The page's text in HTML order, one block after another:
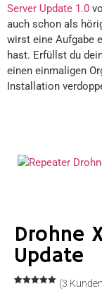
Server Update 1.0
auch schon als
wirst eine Aufgabe
hast. Erfüllst du
einen einmaligen
Installation
Drohne
Update
(3